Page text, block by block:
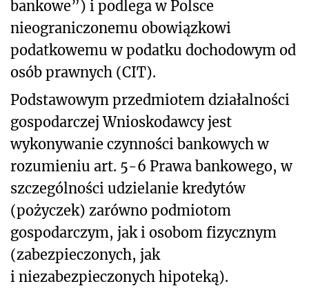
bankowe”) i podlega w Polsce
nieograniczonemu obowiązkowi
podatkowemu w podatku dochodowym od
osób prawnych (CIT).
Podstawowym przedmiotem działalności
gospodarczej Wnioskodawcy jest
wykonywanie czynności bankowych w
rozumieniu art. 5-6 Prawa bankowego, w
szczególności udzielanie kredytów
(pożyczek) zarówno podmiotom
gospodarczym, jak i osobom fizycznym
(zabezpieczonych, jak
i niezabezpieczonych hipoteką).